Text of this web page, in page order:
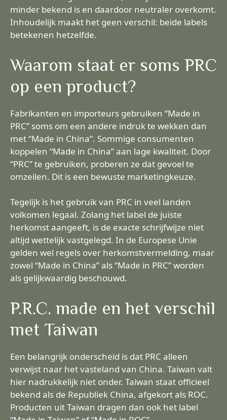
minder bekend is en daardoor neutraler overkomt.
Inhoudelijk maakt het geen verschil: beide labels
betekenen hetzelfde.
Waarom staat er soms PRC
op een product?
Fabrikanten en importeurs gebruiken “Made in
PRC” soms om een andere indruk te wekken dan
met “Made in China”. Sommige consumenten
koppelen “Made in China” aan lage kwaliteit. Door
“PRC” te gebruiken, proberen ze dat gevoel te
omzeilen. Dit is een bewuste marketingkeuze.
Tegelijk is het gebruik van PRC in veel landen
volkomen legaal. Zolang het label de juiste
herkomst aangeeft, is de exacte schrijfwijze niet
altijd wettelijk vastgelegd. In de Europese Unie
gelden wel regels over herkomstvermelding, maar
zowel “Made in China” als “Made in PRC” worden
als gelijkwaardig beschouwd.
P.R.C. made en het verschil
met Taiwan
Een belangrijk onderscheid is dat PRC alleen
verwijst naar het vasteland van China. Taiwan valt
hier nadrukkelijk niet onder. Taiwan staat officieel
bekend als de Republiek China, afgekort als ROC.
Producten uit Taiwan dragen dan ook het label